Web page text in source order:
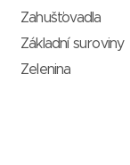
Zahušťovadla
Základní suroviny
Zelenina